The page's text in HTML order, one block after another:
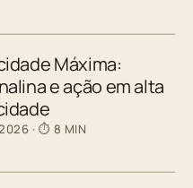
Máxima:
e ação em alta
· ⏱ 8 MIN